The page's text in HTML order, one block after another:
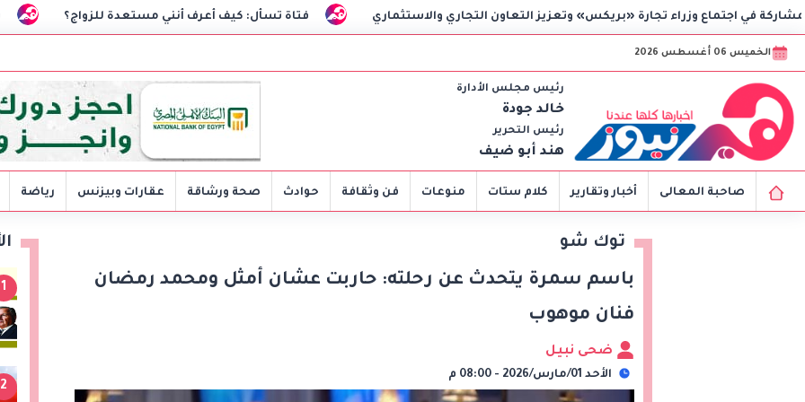
سرقة في وضح النهار تهز نور فتاة تسأل: كيف أعرف أنني مستعدة للزواج؟ وتعزيز التعاون التجاري والاستثماري
الخميس 06 أغسطس 2026
رئيس مجلس الأدارة
خالد جودة
رئيس التحرير
هند أبو ضيف
صاحبة المعالى أخبار وتقارير كلام ستات منوعات فن وثقافة حوادث صحة ورشاقة عقارات وبيزنس رياضة
توك شو
باسم سمرة يتحدث عن رحلته: حاربت عشان أمثل ومحمد رمضان
فنان موهوب
ضحى نبيل
الأحد 01/مارس/2026 - 08:00 م
1
2